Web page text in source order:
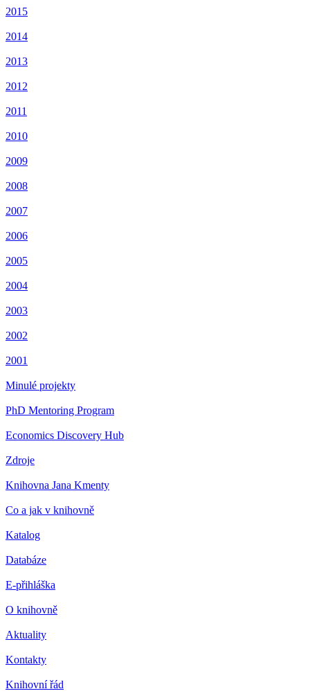
2015
2014
2013
2012
2011
2010
2009
2008
2007
2006
2005
2004
2003
2002
2001
Minulé projekty
PhD Mentoring Program
Economics Discovery Hub
Zdroje
Knihovna Jana Kmenty
Co a jak v knihovně
Katalog
Databáze
E-přihláška
O knihovně
Aktuality
Kontakty
Knihovní řád